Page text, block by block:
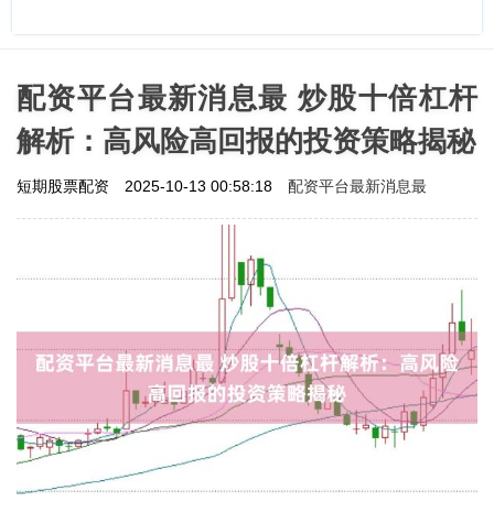
配资平台最新消息最 炒股十倍杠杆
解析：高风险高回报的投资策略揭秘
短期股票配资 2025-10-13 00:58:18 配资平台最新消息最